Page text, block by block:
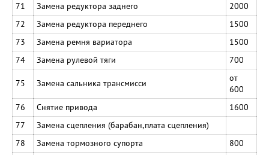
71
Замена редуктора заднего
2000
72
Замена редуктора переднего
1500
73
Замена ремня вариатора
1500
74
Замена рулевой тяги 700
75 Замена сальника трансмисси
от
600
76
Снятие привода
1600
77
Замена сцепления (барабан,плата сцепления)
78
Замена тормозного супорта 800